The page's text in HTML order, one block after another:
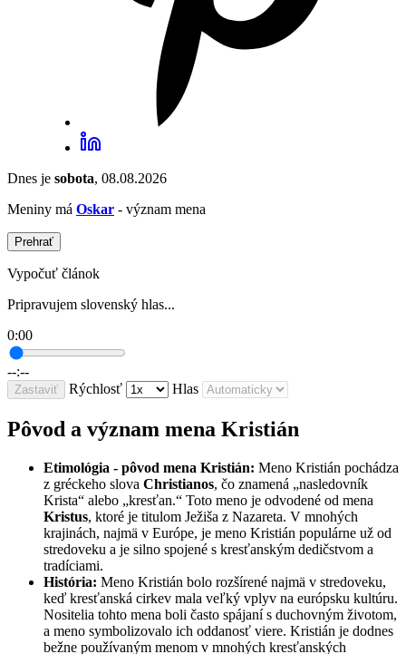
Dnes je sobota, 08.08.2026
Meniny má Oskar - význam mena
Prehrať
Vypočuť článok
Pripravujem slovenský hlas...
0:00
--:--
Zastaviť Rýchlosť Hlas
Pôvod a význam mena Kristián
Etimológia - pôvod mena Kristián: Meno Kristián pochádza
z gréckeho slova Christianos, čo znamená „nasledovník
Krista“ alebo „kresťan.“ Toto meno je odvodené od mena
Kristus, ktoré je titulom Ježiša z Nazareta. V mnohých
krajinách, najmä v Európe, je meno Kristián populárne už od
stredoveku a je silno spojené s kresťanským dedičstvom a
tradíciami.
História: Meno Kristián bolo rozšírené najmä v stredoveku,
keď kresťanská cirkev mala veľký vplyv na európsku kultúru.
Nositelia tohto mena boli často spájaní s duchovným životom,
a meno symbolizovalo ich oddanosť viere. Kristián je dodnes
bežne používaným menom v mnohých kresťanských